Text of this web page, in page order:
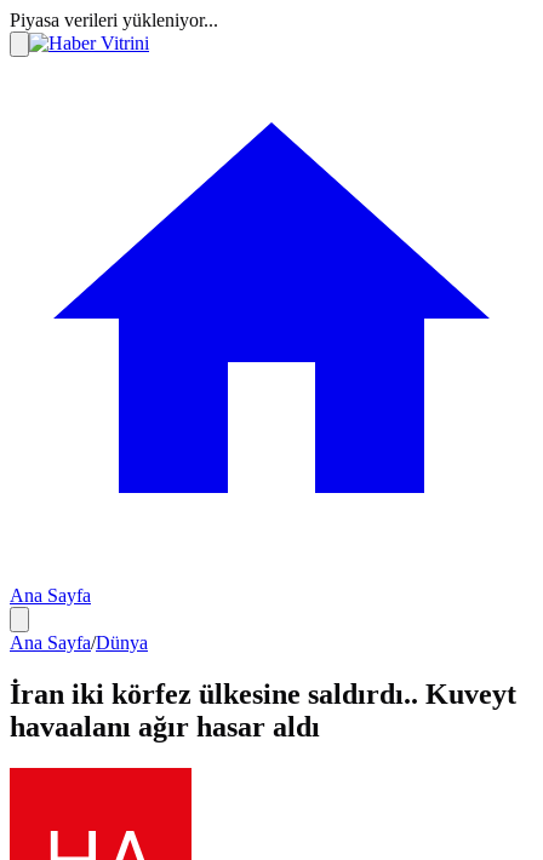
Piyasa verileri yükleniyor...
Ana Sayfa
Ana Sayfa/Dünya
İran iki körfez ülkesine saldırdı.. Kuveyt
havaalanı ağır hasar aldı